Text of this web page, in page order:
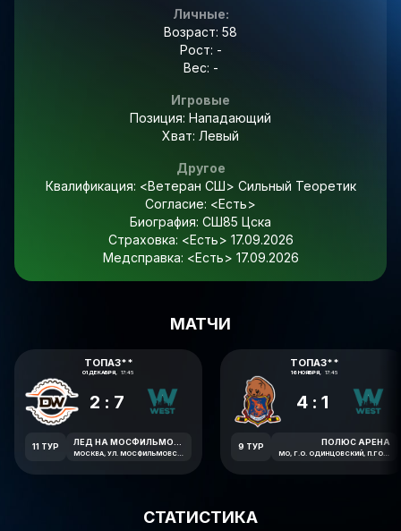
Личные:
Возраст: 58
Рост: -
Вес: -
Игровые
Позиция: Нападающий
Хват: Левый
Другое
Квалификация: <Ветеран СШ> Сильный Теоретик
Согласие: <Есть>
Биография: СШ85 Цска
Страховка: <Есть> 17.09.2026
Медсправка: <Есть> 17.09.2026
МАТЧИ
ТОПАЗ**
01 ДЕКАБРЯ, 17:45
2:7
11 ТУР
ТОПАЗ**
16 НОЯБРЯ, 17:45
4:1
9 ТУР ПОЛЮС АРЕНА
СТАТИСТИКА